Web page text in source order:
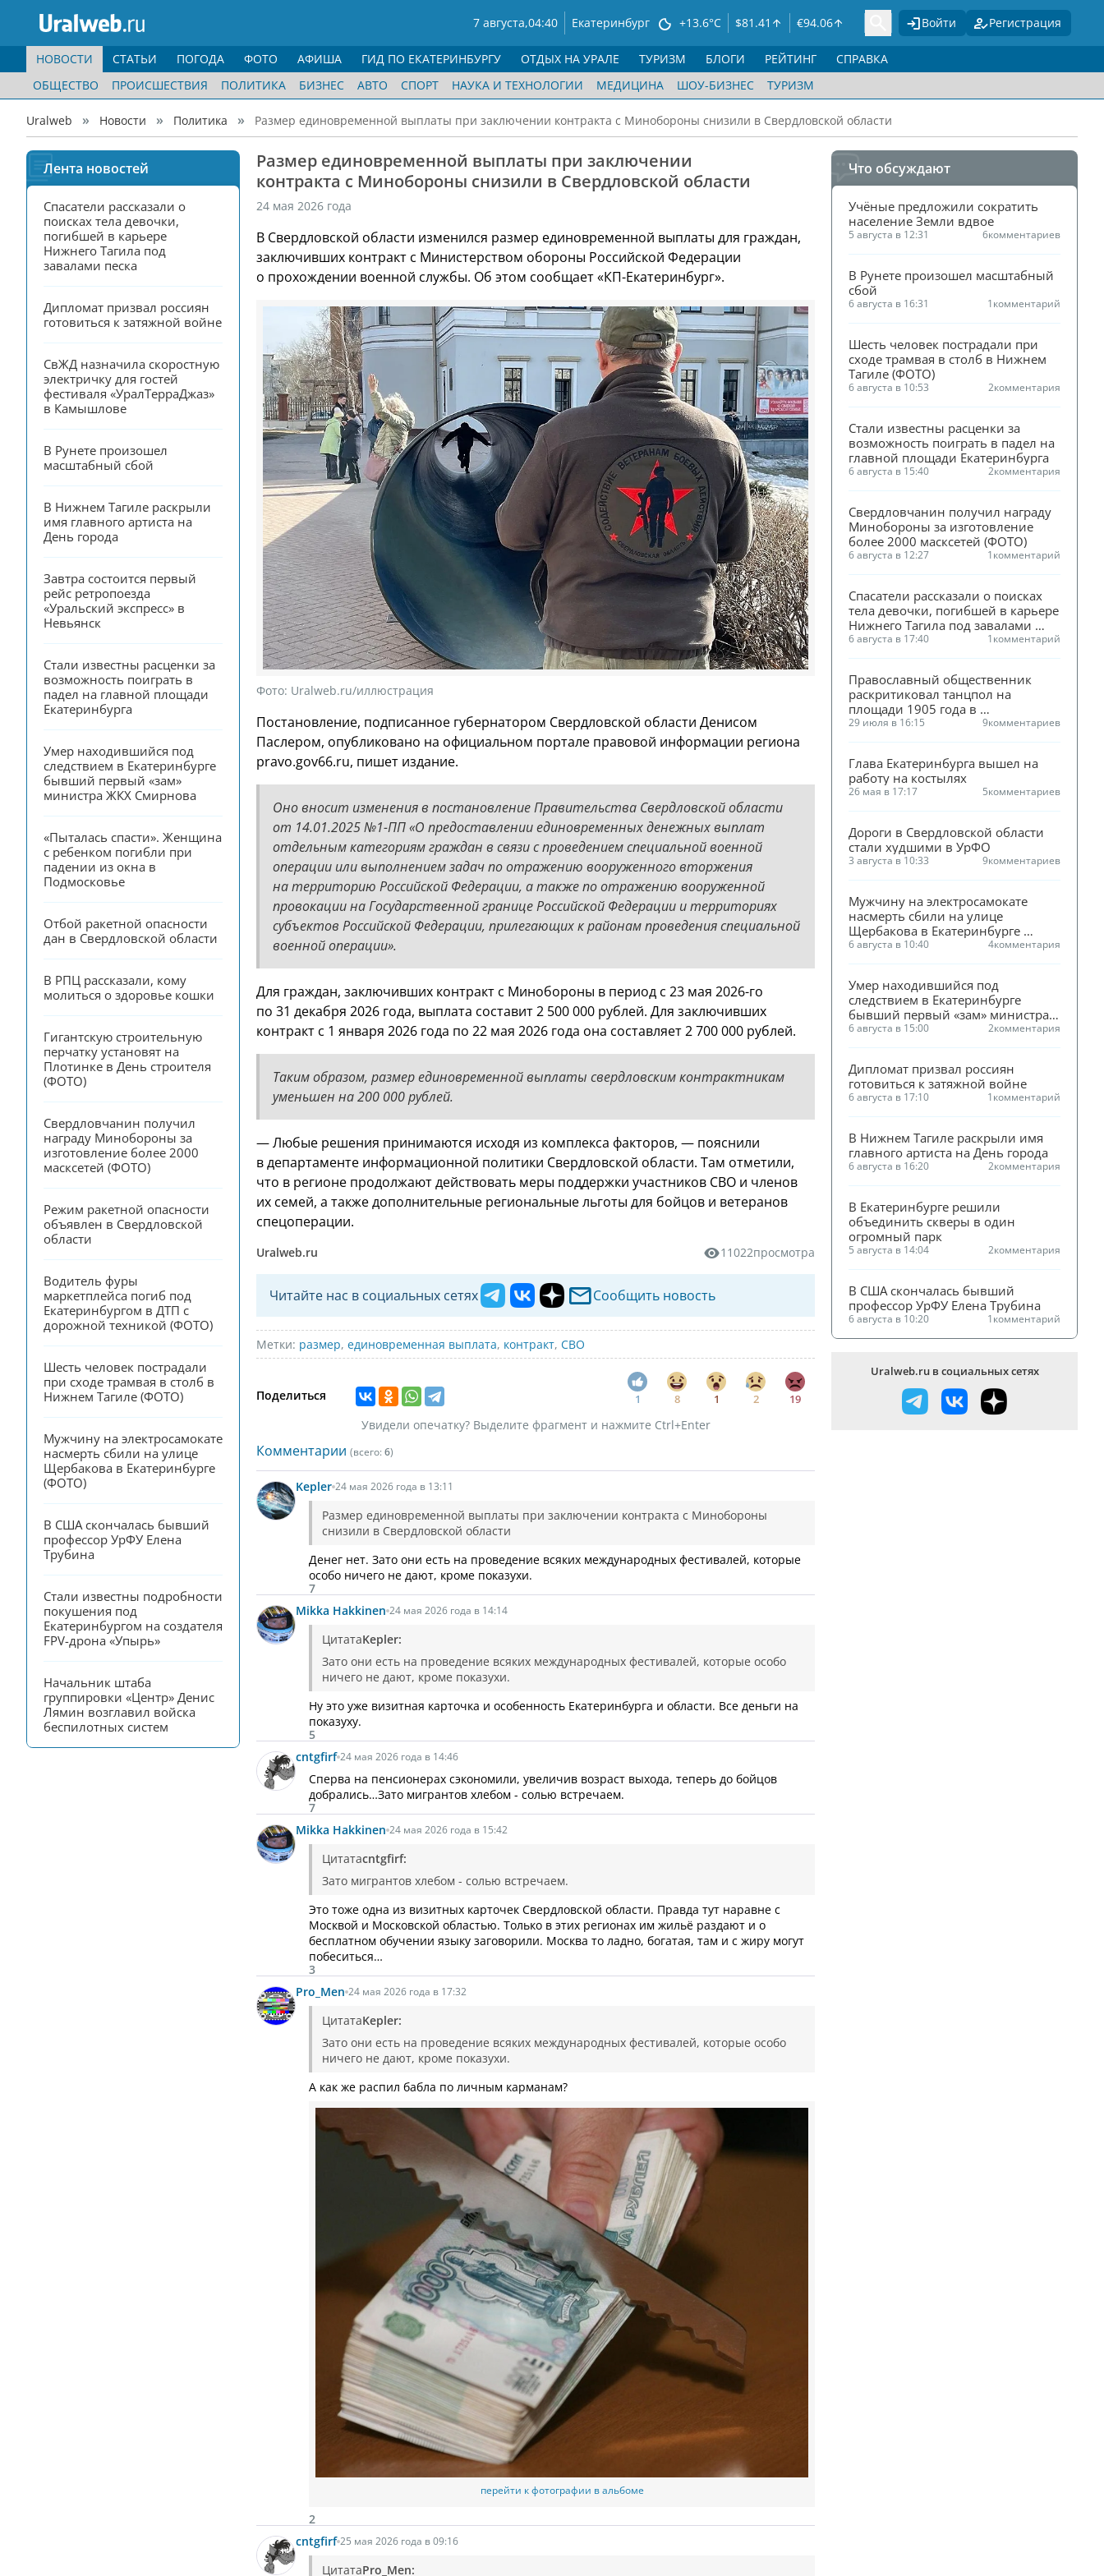
7 августа,04:40 Екатеринбург +13.6°C $81.41 €94.06 Войти Регистрация
НОВОСТИ
ОБЩЕСТВО
ПРОИСШЕСТВИЯ ПОЛИТИКА БИЗНЕС АВТО СПОРТ НАУКА И ТЕХНОЛОГИИ МЕДИЦИНА ШОУ-БИЗНЕС ТУРИЗМ
СТАТЬИ ПОГОДА ФОТО АФИША ГИД ПО ЕКАТЕРИНБУРГУ ОТДЫХ НА УРАЛЕ ТУРИЗМ БЛОГИ РЕЙТИНГ СПРАВКА
Uralweb Новости Политика Размер единовременной выплаты при заключении контракта с Минобороны снизили в Свердловской области
Лента новостей
Спасатели рассказали о
поисках тела девочки,
погибшей в карьере
Нижнего Тагила под
завалами песка
Дипломат призвал россиян
готовиться к затяжной войне
СвЖД назначила скоростную
электричку для гостей
фестиваля «УралТерраДжаз»
в Камышлове
В Рунете произошел
масштабный сбой
В Нижнем Тагиле раскрыли
имя главного артиста на
День города
Завтра состоится первый
рейс ретропоезда
«Уральский экспресс» в
Невьянск
Стали известны расценки за
возможность поиграть в
падел на главной площади
Екатеринбурга
Умер находившийся под
следствием в Екатеринбурге
бывший первый «зам»
министра ЖКХ Смирнова
«Пыталась спасти». Женщина
с ребенком погибли при
падении из окна в
Подмосковье
Отбой ракетной опасности
дан в Свердловской области
В РПЦ рассказали, кому
молиться о здоровье кошки
Гигантскую строительную
перчатку установят на
Плотинке в День строителя
(ФОТО)
Свердловчанин получил
награду Минобороны за
изготовление более 2000
масксетей (ФОТО)
Режим ракетной опасности
объявлен в Свердловской
области
Водитель фуры
маркетплейса погиб под
Екатеринбургом в ДТП с
дорожной техникой (ФОТО)
Шесть человек пострадали
при сходе трамвая в столб в
Нижнем Тагиле (ФОТО)
Мужчину на электросамокате
насмерть сбили на улице
Щербакова в Екатеринбурге
(ФОТО)
В США скончалась бывший
профессор УрФУ Елена
Трубина
Стали известны подробности
покушения под
Екатеринбургом на создателя
FPV-дрона «Упырь»
Начальник штаба
группировки «Центр» Денис
Лямин возглавил войска
беспилотных систем
Размер единовременной выплаты при заключении
контракта с Минобороны снизили в Свердловской области
24 мая 2026 года
В Свердловской области изменился размер единовременной выплаты для граждан,
заключивших контракт с Министерством обороны Российской Федерации
о прохождении военной службы. Об этом сообщает «КП-Екатеринбург».
Фото: Uralweb.ru/иллюстрация
Постановление, подписанное губернатором Свердловской области Денисом
Паслером, опубликовано на официальном портале правовой информации региона
pravo.gov66.ru, пишет издание.
Оно вносит изменения в постановление Правительства Свердловской области
от 14.01.2025№1-ПП «О предоставлении единовременных денежных выплат
отдельным категориям граждан в связи с проведением специальной военной
операции или выполнением задач по отражению вооруженного вторжения
на территорию Российской Федерации, а также по отражению вооруженной
провокации на Государственной границе Российской Федерации и территориях
субъектов Российской Федерации, прилегающих к районам проведения специальной
военной операции».
Для граждан, заключивших контракт с Минобороны в период с 23 мая 2026-го
по 31 декабря 2026 года, выплата составит 2 500 000 рублей. Для заключивших
контракт с 1 января 2026 года по 22 мая 2026 года она составляет 2 700 000 рублей.
Таким образом, размер единовременной выплаты свердловским контрактникам
уменьшен на 200 000 рублей.
— Любые решения принимаются исходя из комплекса факторов, — пояснили
в департаменте информационной политики Свердловской области. Там отметили,
что в регионе продолжают действовать меры поддержки участников СВО и членов
их семей, а также дополнительные региональные льготы для бойцов и ветеранов
спецоперации.
Uralweb.ru 11022просмотра
Читайте нас в социальных сетях Сообщить новость
Метки: размер, единовременная выплата, контракт, СВО
Поделиться 1 8 1 2 19
Увидели опечатку? Выделите фрагмент и нажмите Ctrl+Enter
Комментарии (всего: 6)
Kepler 24 мая 2026 года в 13:11
Размер единовременной выплаты при заключении контракта с Минобороны
снизили в Свердловской области
Денег нет. Зато они есть на проведение всяких международных фестивалей, которые
особо ничего не дают, кроме показухи.
7
Mikka Hakkinen 24 мая 2026 года в 14:14
ЦитатаKepler:
Зато они есть на проведение всяких международных фестивалей, которые особо
ничего не дают, кроме показухи.
Ну это уже визитная карточка и особенность Екатеринбурга и области. Все деньги на
показуху.
5
cntgfirf 24 мая 2026 года в 14:46
Сперва на пенсионерах сэкономили, увеличив возраст выхода, теперь до бойцов
добрались…Зато мигрантов хлебом - солью встречаем.
7
Mikka Hakkinen 24 мая 2026 года в 15:42
Цитатаcntgfirf:
Зато мигрантов хлебом - солью встречаем.
Это тоже одна из визитных карточек Свердловской области. Правда тут наравне с
Москвой и Московской областью. Только в этих регионах им жильё раздают и о
бесплатном обучении языку заговорили. Москва то ладно, богатая, там и с жиру могут
побеситься…
3
Pro_Men 24 мая 2026 года в 17:32
ЦитатаKepler:
Зато они есть на проведение всяких международных фестивалей, которые особо
ничего не дают, кроме показухи.
А как же распил бабла по личным карманам?
перейти к фотографии в альбоме
2
cntgfirf 25 мая 2026 года в 09:16
ЦитатаPro_Men:
Что обсуждают
Учёные предложили сократить
население Земли вдвое
5 августа в 12:31 6комментариев
В Рунете произошел масштабный
сбой
6 августа в 16:31 1комментарий
Шесть человек пострадали при
сходе трамвая в столб в Нижнем
Тагиле (ФОТО)
6 августа в 10:53 2комментария
Стали известны расценки за
возможность поиграть в падел на
главной площади Екатеринбурга
6 августа в 15:40 2комментария
Свердловчанин получил награду
Минобороны за изготовление
более 2000 масксетей (ФОТО)
6 августа в 12:27 1комментарий
Спасатели рассказали о поисках
тела девочки, погибшей в карьере
Нижнего Тагила под завалами
песка
6 августа в 17:40 1комментарий
Православный общественник
раскритиковал танцпол на
площади 1905 года в
Екатеринбурге
29 июля в 16:15 9комментариев
Глава Екатеринбурга вышел на
работу на костылях
26 мая в 17:17 5комментариев
Дороги в Свердловской области
стали худшими в УрФО
3 августа в 10:33 9комментариев
Мужчину на электросамокате
насмерть сбили на улице
Щербакова в Екатеринбурге
(ФОТО)
6 августа в 10:40 4комментария
Умер находившийся под
следствием в Екатеринбурге
бывший первый «зам» министра
ЖКХ Смирнова
6 августа в 15:00 2комментария
Дипломат призвал россиян
готовиться к затяжной войне
6 августа в 17:10 1комментарий
В Нижнем Тагиле раскрыли имя
главного артиста на День города
6 августа в 16:20 2комментария
В Екатеринбурге решили
объединить скверы в один
огромный парк
5 августа в 14:04 2комментария
В США скончалась бывший
профессор УрФУ Елена Трубина
6 августа в 10:20 1комментарий
Uralweb.ru в социальных сетях